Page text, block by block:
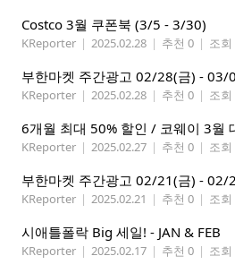
Costco 3월 쿠폰북 (3/5 - 3/30)
KReporter | 2025.02.28 | 추천 0 | 조
부한마켓 주간광고 02/28(금) - 03/
KReporter | 2025.02.28 | 추천 0 | 조
6개월 최대 50% 할인 / 코웨이 3월
KReporter | 2025.02.27 | 추천 0 | 조
부한마켓 주간광고 02/21(금) - 02/
KReporter | 2025.02.21 | 추천 0 | 조
시애틀폴락 Big 세일! - JAN & FEB
KReporter | 2025.02.17 | 추천 0 | 조